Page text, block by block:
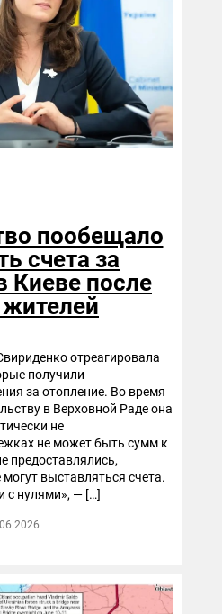
пообещало
счета за
Киеве после
отреагировала
получили
за отопление. Во время
в Верховной Раде она
не
не может быть сумм к
предоставлялись,
выставляться счета.
с нулями», — […]
2026